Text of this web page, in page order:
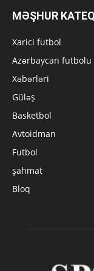
MƏŞHUR
Xarici futbol
Azərbaycan futbolu
Xəbərləri
Güləş
Basketbol
Avtoidman
Futbol
şahmat
Bloq